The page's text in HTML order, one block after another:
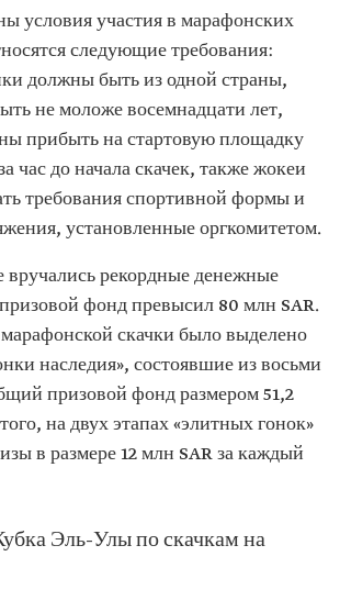
условия участия в марафонских
следующие требования:
должны быть из одной страны,
не моложе восемнадцати лет,
прибыть на стартовую площадку
час до начала скачек, также жокеи
требования спортивной формы и
установленные оргкомитетом.
вручались рекордные денежные
фонд превысил 80 млн SAR.
скачки было выделено
наследия», состоявшие из восьми
призовой фонд размером 51,2
на двух этапах «элитных гонок»
в размере 12 млн SAR за каждый
Эль-Улы по скачкам на